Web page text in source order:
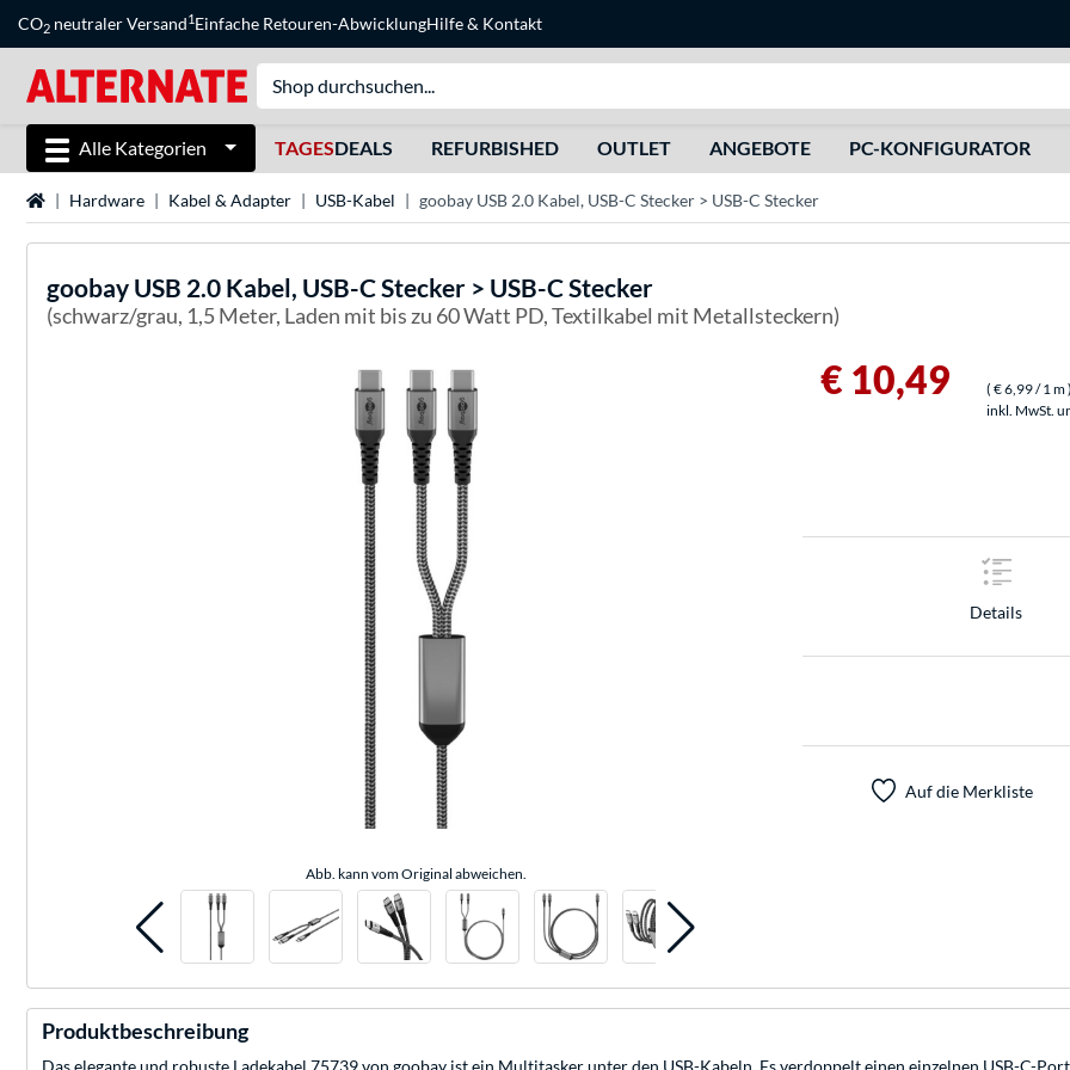
CO2 neutraler Versand1Einfache Retouren-AbwicklungHilfe& Kontakt
Alle Kategorien TAGESDEALS REFURBISHED OUTLET ANGEBOTE PC-KONFIGURATOR
StartseiteHardware Kabel & Adapter USB-Kabel goobay USB 2.0 Kabel, USB-C Stecker > USB-C Stecker
goobay USB 2.0 Kabel, USB-C Stecker > USB-C Stecker
(schwarz/grau, 1,5 Meter, Laden mit bis zu 60 Watt PD, Textilkabel mit Metallsteckern)
Abb. kann vom Original abweichen.
€ 10,49 ( € 6,99/ 1 m)
inkl. MwSt.
Details
Auf die Merkliste
Produktbeschreibung